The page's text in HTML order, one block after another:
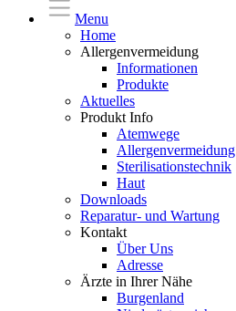
Menu
Home
Allergenvermeidung
Informationen
Produkte
Aktuelles
Produkt Info
Atemwege
Allergenvermeidung
Sterilisationstechnik
Haut
Downloads
Reparatur- und Wartung
Kontakt
Über Uns
Adresse
Ärzte in Ihrer Nähe
Burgenland